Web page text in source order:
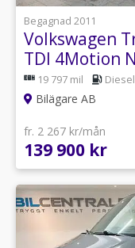
Begagnad 2011
Volkswagen
TDI 4Motion
19 797 mil Diesel
Bilägare AB
fr. 2 267 kr/mån
139 900 kr